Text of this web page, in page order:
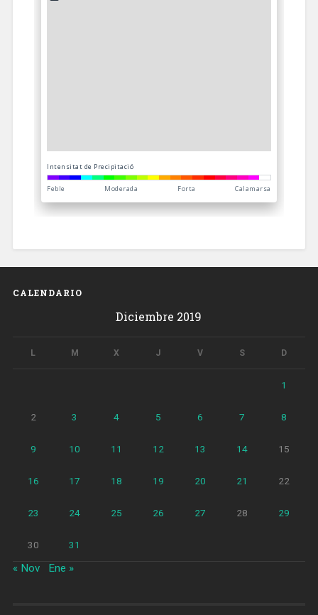
CALENDARIO
Diciembre 2019
L M X J V S D
1
2 3 4 5 6 7 8
9 10 11 12 13 14 15
16 17 18 19 20 21 22
23 24 25 26 27 28 29
30 31
« Nov Ene »